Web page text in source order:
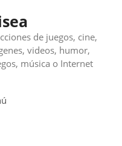
de juegos, cine,
videos, humor,
música o Internet